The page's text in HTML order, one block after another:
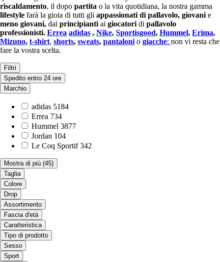
riscaldamento, il dopo partita o la vita quotidiana, la nostra gamma
lifestyle farà la gioia di tutti gli appassionati di pallavolo, giovani e
meno giovani, dai principianti ai giocatori di pallavolo
professionisti. Errea adidas , Nike, Sportisgood, Hummel, Erima,
Mizuno, t-shirt, shorts, sweats, pantaloni o giacche: non vi resta che
fare la vostra scelta.
Filtri
Spedito entro 24 ore
Marchio
adidas 5184
Errea 734
Hummel 3877
Jordan 104
Le Coq Sportif 342
Mostra di più (45)
Taglia
Colore
Drop
Assortimento
Fascia d'età
Caratteristica
Tipo di prodotto
Sesso
Sport